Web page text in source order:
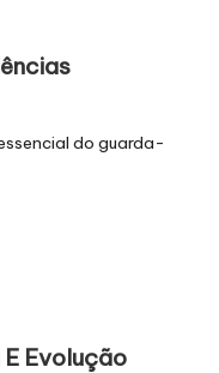
do guarda-
Evolução